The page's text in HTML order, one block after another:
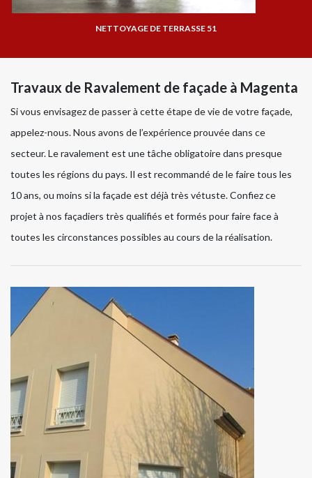
NETTOYAGE DE TERRASSE 51
Travaux de Ravalement de façade à Magenta
Si vous envisagez de passer à cette étape de vie de votre façade,
appelez-nous. Nous avons de l’expérience prouvée dans ce
secteur. Le ravalement est une tâche obligatoire dans presque
toutes les régions du pays. Il est recommandé de le faire tous les
10 ans, ou moins si la façade est déjà très vétuste. Confiez ce
projet à nos façadiers très qualifiés et formés pour faire face à
toutes les circonstances possibles au cours de la réalisation.